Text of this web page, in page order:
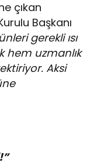
çıkan
Başkanı
gerekli ısı
hem uzmanlık
Aksi